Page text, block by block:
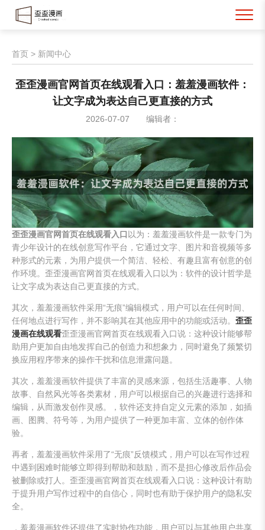
首页 > 新闻中心
歪歪漫画官网首页在线观看入口：羞羞漫画软件：
让文字成为表达自己更直接的方式
2026-07-07 编辑者：
歪歪漫画官网首页在线观看入口 以为：羞羞漫画软件是一款专门为
青少年设计的在线创意写作平台，它通过文字、图片和音视频等多
种形式的元素，为用户提供一个简洁、轻松、有趣且富有创意的创
作环境。歪歪漫画官网首页在线观看入口以为：软件的设计哲学是
让文字成为表达自己更直接的方式。
其次，羞羞漫画软件采用“无痕”编辑模式，用户可以在任何时间、
任何地点进行写作，并不影响其在其他应用中的功能或活动。 歪歪
漫画在线观看歪歪漫画官网首页在线观看入口说：这种设计能够帮
助用户更加自由地发挥自己的创造力和想象力，同时避免了频繁切
换应用程序带来的操作干扰和信息泄露问题。
其次，羞羞漫画软件提供了丰富的灵感来源，包括生活趣事、人物
故事、自然风光等各类素材，用户可以根据自己的兴趣进行选择和
编辑，从而激发创作灵感。，软件还支持自定义元素的添加，如插
画、图腾、符号等，为用户提供了一种更加丰富、立体的创作体
验。
再者，羞羞漫画软件采用了“无痕”反馈模式，用户可以在写作过程
中遇到困难时能够立即得到帮助和鼓励，而不是担心修改后作品会
被删除或打人。歪歪漫画官网首页在线观看入口说：这种设计有助
于提升用户写作过程中的自信心，同时也有助于保护用户的隐私安
全。
，羞羞漫画软件还提供了实时协作功能，用户可以与其他用户共享